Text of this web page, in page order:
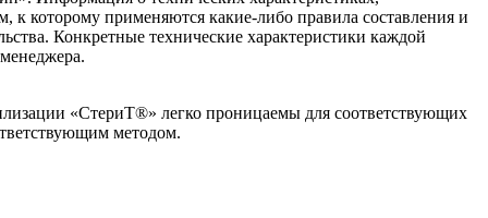
к которому применяются какие-либо правила составления и
Конкретные технические характеристики каждой
«СтериТ®» легко проницаемы для соответствующих
методом.